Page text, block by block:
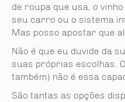
de roupa que usa, o
seu carro ou o sistema
Mas posso apostar que
Não é que eu duvide da
suas próprias escolhas.
também) não é essa
São tantas as opções